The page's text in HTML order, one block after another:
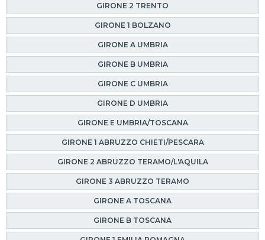
GIRONE 2 TRENTO
GIRONE 1 BOLZANO
GIRONE A UMBRIA
GIRONE B UMBRIA
GIRONE C UMBRIA
GIRONE D UMBRIA
GIRONE E UMBRIA/TOSCANA
GIRONE 1 ABRUZZO CHIETI/PESCARA
GIRONE 2 ABRUZZO TERAMO/L'AQUILA
GIRONE 3 ABRUZZO TERAMO
GIRONE A TOSCANA
GIRONE B TOSCANA